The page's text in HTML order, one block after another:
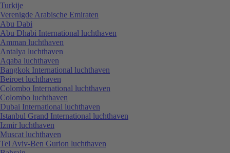
Turkije
Verenigde Arabische Emiraten
Abu Dabi
Abu Dhabi International luchthaven
Amman luchthaven
Antalya luchthaven
Aqaba luchthaven
Bangkok International luchthaven
Beiroet luchthaven
Colombo International luchthaven
Colombo luchthaven
Dubai International luchthaven
Istanbul Grand International luchthaven
Izmir luchthaven
Muscat luchthaven
Tel Aviv-Ben Gurion luchthaven